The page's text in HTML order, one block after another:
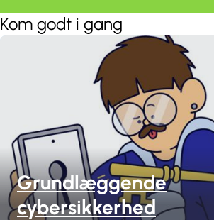
Kom godt i gang
Grundlæggende
cybersikkerhed